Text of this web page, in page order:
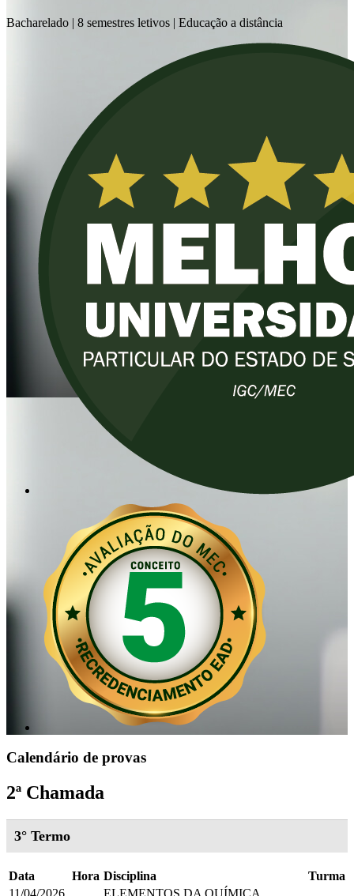
Bacharelado | 8 semestres letivos | Educação a distância
Calendário de provas
2ª Chamada
3° Termo
Data Hora Disciplina
Turma